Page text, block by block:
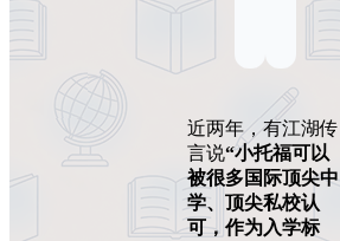
近两年，有江湖传
言说“小托福可以
被很多国际顶尖中
学、顶尖私校认
可，作为入学标